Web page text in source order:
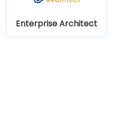
Enterprise Architect